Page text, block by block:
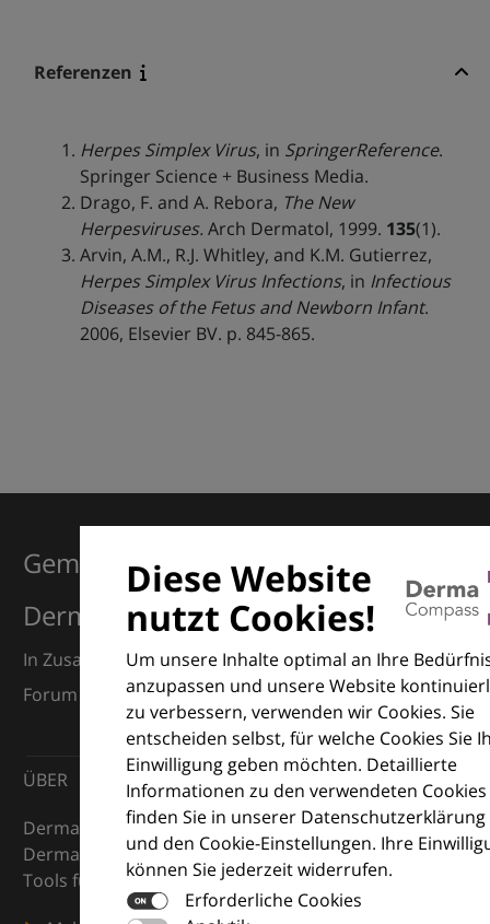
Referenzen
Herpes Simplex Virus, in SpringerReference.
Springer Science + Business Media.
Drago, F. and A. Rebora, The New
Herpesviruses. Arch Dermatol, 1999. 135(1).
Arvin, A.M., R.J. Whitley, and K.M. Gutierrez,
Herpes Simplex Virus Infections, in Infectious
Diseases of the Fetus and Newborn Infant.
2006, Elsevier BV. p. 845-865.
Diese Website
nutzt Cookies!
Um unsere Inhalte optimal an Ihre
anzupassen und unsere Website
zu verbessern, verwenden wir Cookies. Sie
entscheiden selbst, für welche Cookies Sie
Einwilligung geben möchten. Detaillierte
Informationen zu den verwendeten Cookies
finden Sie in unserer Datenschutzerklärung
und den Cookie-Einstellungen. Ihre
können Sie jederzeit widerrufen.
Erforderliche Cookies
Gemeinsam für Exzellenz in der
Dermatologie
In Zusammenarbeit mit dem European Dermatology
Forum (EDF) und Euroderm Excellence
ÜBER
DermaCompass ist Ihr digitaler Kompass für die
Dermatologie – mit Wissen, Bildern und praktischen
Tools für den klinischen Alltag.